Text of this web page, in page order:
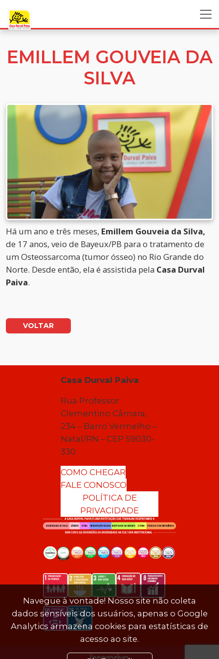
EMILLEM GOUVEIA DA
SILVA
Há um ano e três meses, Emillem Gouveia da Silva,
de 17 anos, veio de Bayeux/PB para o tratamento de
um Osteossarcoma (tumor ósseo) no Rio Grande do
Norte. Desde então, ela é assistida pela Casa Durval
Paiva.
VOLTAR
Casa Durval Paiva
Rua Professor
Clementino Câmara,
234 – Barro Vermelho –
Natal/RN – CEP 59030-
330
COMO CHEGAR
FALE CONOSCO
POLÍTICA DE
PRIVACIDADE
Navegue à vontade! Nosso site não coleta
dados sensíveis dos usuários, apenas o Google
Analytics armazena cookies para estatísticas de
acesso ao site.